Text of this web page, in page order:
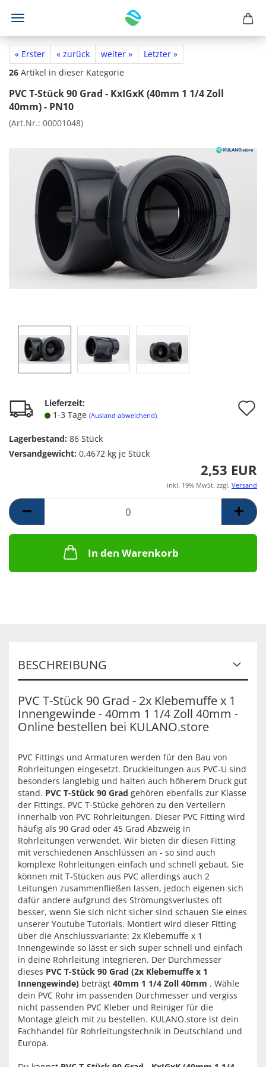
« Erster « zurück weiter »
Letzter »
26 Artikel in dieser Kategorie
PVC T-Stück 90 Grad - KxIGxK (40mm 1 1/4 Zoll
40mm) - PN10
(Art.Nr.: 00001048)
Lieferzeit:
1-3 Tage (Ausland abweichend)
Lagerbestand: 86 Stück
Versandgewicht: 0.4672 kg je Stück
2,53 EUR
inkl. 19% MwSt. zzgl. Versand
In den Warenkorb
BESCHREIBUNG
PVC T-Stück 90 Grad - 2x Klebemuffe x 1
Innengewinde - 40mm 1 1/4 Zoll 40mm -
Online bestellen bei KULANO.store
PVC Fittings und Armaturen werden für den Bau von
Rohrleitungen eingesetzt. Druckleitungen aus PVC-U sind
besonders langlebig und halten auch höherem Druck gut
stand. PVC T-Stück 90 Grad gehören ebenfalls zur Klasse
der Fittings. PVC T-Stücke gehören zu den Verteilern
innerhalb von PVC Rohrleitungen. Dieser PVC Fitting wird
häufig als 90 Grad oder 45 Grad Abzweig in
Rohrleitungen verwendet. Wir bieten dir diesen Fitting
mit verschiedenen Anschlüssen an - so sind auch
komplexe Rohrleitungen einfach und schnell gebaut. Sie
können mit T-Stücken aus PVC allerdings auch 2
Leitungen zusammenfließen lassen, jedoch eigenen sich
dafür andere aufgrund des Strömungsverlustes oft
besser, wenn Sie sich nicht sicher sind schauen Sie eines
unserer Youtube Tutorials. Montiert wird dieser Fitting
über die Anschlussvariante: 2x Klebemuffe x 1
Innengewinde so lässt er sich super schnell und einfach
in deine Rohrleitung integrieren. Der Durchmesser
dieses PVC T-Stück 90 Grad (2x Klebemuffe x 1
Innengewinde) beträgt 40mm 1 1/4 Zoll 40mm . Wähle
dein PVC Rohr im passenden Durchmesser und vergiss
nicht passenden PVC Kleber und Reiniger für die
Montage gleich mit zu bestellen. KULANO.store ist dein
Fachhandel für Rohrleitungstechnik in Deutschland und
Europa.